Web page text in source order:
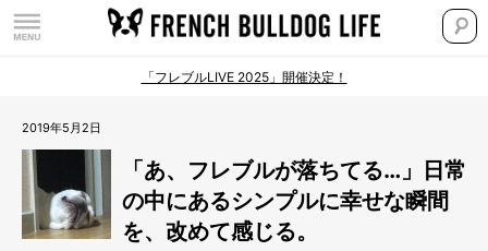
「フレブルLIVE 2025」開催決定！
2019年5月2日
「あ、フレブルが落ちてる…」日常
の中にあるシンプルに幸せな瞬間
を、改めて感じる。